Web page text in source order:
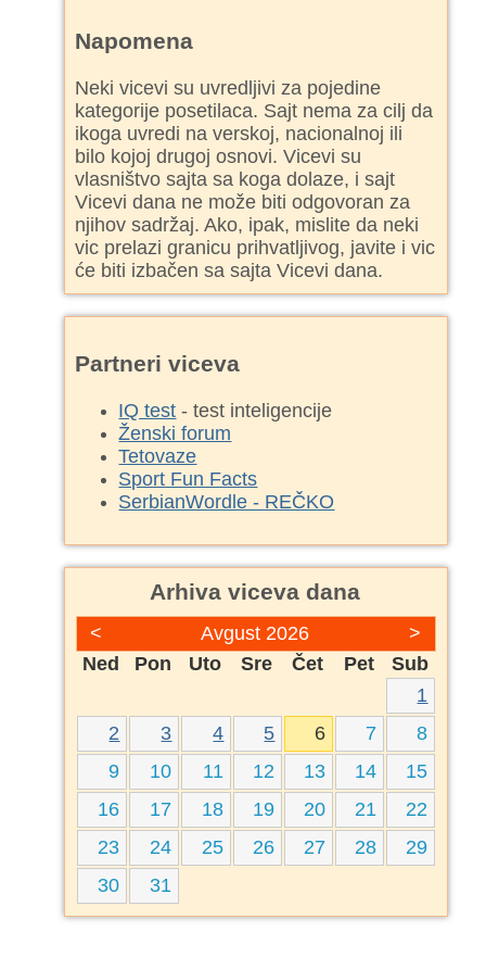
Napomena
Neki vicevi su uvredljivi za pojedine
kategorije posetilaca. Sajt nema za cilj da
ikoga uvredi na verskoj, nacionalnoj ili
bilo kojoj drugoj osnovi. Vicevi su
vlasništvo sajta sa koga dolaze, i sajt
Vicevi dana ne može biti odgovoran za
njihov sadržaj. Ako, ipak, mislite da neki
vic prelazi granicu prihvatljivog, javite i vic
će biti izbačen sa sajta Vicevi dana.
Partneri viceva
IQ test - test inteligencije
Ženski forum
Tetovaze
Sport Fun Facts
SerbianWordle - REČKO
Arhiva viceva dana
< >
Avgust 2026
Ned
Pon Uto Sre Čet Pet
Sub
1
2
3 4 5 6 7
8
9
10 11 12 13 14
15
16
17 18 19 20 21
22
23
24 25 26 27 28
29
30
31